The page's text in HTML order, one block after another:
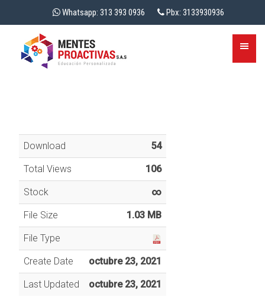
Whatsapp: 313 393 0936 Pbx: 3133930936
Download 54
Total Views 106
Stock ∞
File Size 1.03 MB
File Type
Create Date octubre 23, 2021
Last Updated octubre 23, 2021